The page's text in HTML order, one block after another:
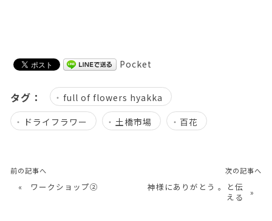
Pocket
タグ：
full of flowers hyakka
ドライフラワー
土橋市場 百花
前の記事へ
« ワークショップ②
次の記事へ
神様にありがとう 。と伝
える
»